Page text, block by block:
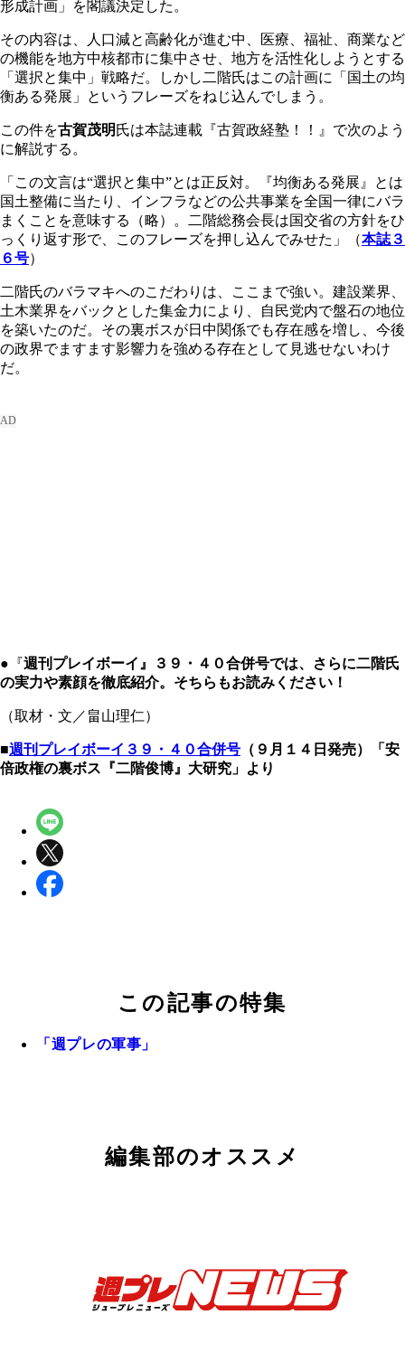
形成計画」を閣議決定した。
その内容は、人口減と高齢化が進む中、医療、福祉、商業など
の機能を地方中核都市に集中させ、地方を活性化しようとする
「選択と集中」戦略だ。しかし二階氏はこの計画に「国土の均
衡ある発展」というフレーズをねじ込んでしまう。
この件を古賀茂明氏は本誌連載『古賀政経塾！！』で次のよう
に解説する。
「この文言は“選択と集中”とは正反対。『均衡ある発展』とは
国土整備に当たり、インフラなどの公共事業を全国一律にバラ
まくことを意味する（略）。二階総務会長は国交省の方針をひ
っくり返す形で、このフレーズを押し込んでみせた」（本誌３
６号）
二階氏のバラマキへのこだわりは、ここまで強い。建設業界、
土木業界をバックとした集金力により、自民党内で盤石の地位
を築いたのだ。その裏ボスが日中関係でも存在感を増し、今後
の政界でますます影響力を強める存在として見逃せないわけ
だ。
● 『週刊プレイボーイ』３９・４０合併号では、さらに二階氏
の実力や素顔を徹底紹介。そちらもお読みください！
（取材・文／畠山理仁）
■週刊プレイボーイ３９・４０合併号 （９月１４日発売）「安
倍政権の裏ボス『二階俊博』大研究」より
この記事の特集
「週プレの軍事」
編集部のオススメ